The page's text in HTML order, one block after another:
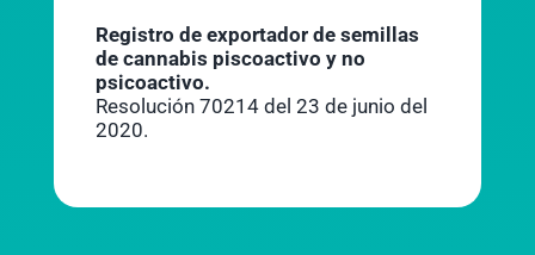
Registro de exportador de semillas
de cannabis piscoactivo y no
psicoactivo.
Resolución 70214 del 23 de junio del
2020.